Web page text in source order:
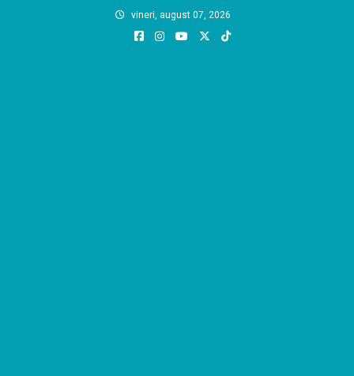
vineri, august 07, 2026